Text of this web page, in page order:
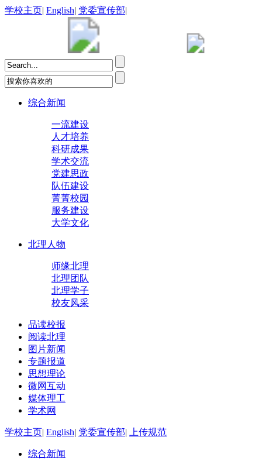
学校主页| English| 党委宣传部|
综合新闻
一流建设
人才培养
科研成果
学术交流
党建思政
队伍建设
菁菁校园
服务建设
大学文化
北理人物
师缘北理
北理团队
北理学子
校友风采
品读校报
阅读北理
图片新闻
专题报道
思想理论
微网互动
媒体理工
学术网
学校主页| English| 党委宣传部| 上传规范
综合新闻